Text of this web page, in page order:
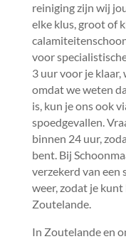
reiniging zijn wij
elke klus, groot of
voor
3 uur voor je klaar,
omdat we weten
is, kun je ons ook
spoedgevallen.​
binnen 24 uur,
bent.​ Bij
verzekerd van een
weer, zodat je
Zoutelande.​
In Zoutelande en